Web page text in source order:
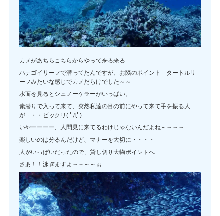
カメがあちらこちらからやって来る来る
ハナゴイリーフで潜ってたんですが、お隣のポイント タートルリ
ーフみたいな感じでカメだらけでした～～
水面を見るとシュノーケラーがいっぱい。
素潜りで入って来て、突然私達の目の前にやって来て手を振る人
が・・・ビックリ( ﾟДﾟ)
いやーーーー、人間見に来てるわけじゃないんだよね～～～～
楽しいのは分るんだけど、マナーを大切に・・・・
人がいっぱいだったので、貸し切り大物ポイントへ
さあ！！泳ぎますよ～～～～ぉ